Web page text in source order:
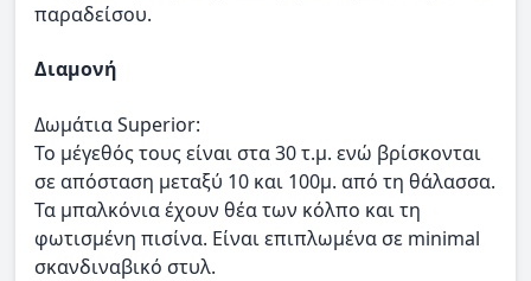
παραδείσου.
Διαμονή
Δωμάτια Superior:
Το μέγεθός τους είναι στα 30 τ.μ. ενώ βρίσκονται
σε απόσταση μεταξύ 10 και 100μ. από τη θάλασσα.
Τα μπαλκόνια έχουν θέα των κόλπο και τη
φωτισμένη πισίνα. Είναι επιπλωμένα σε minimal
σκανδιναβικό στυλ.